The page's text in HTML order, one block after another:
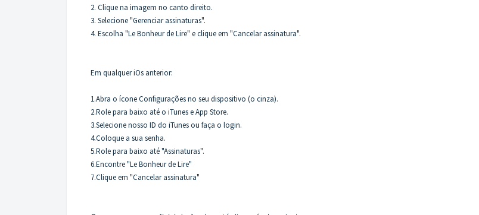
2. Clique na imagem no canto direito.
3. Selecione "Gerenciar assinaturas".
4. Escolha "Le Bonheur de Lire" e clique em "Cancelar assinatura".
Em qualquer iOs anterior:
1.Abra o ícone Configurações no seu dispositivo (o cinza).
2.Role para baixo até o iTunes e App Store.
3.Selecione nosso ID do iTunes ou faça o login.
4.Coloque a sua senha.
5.Role para baixo até "Assinaturas".
6.Encontre "Le Bonheur de Lire"
7.Clique em "Cancelar assinatura"